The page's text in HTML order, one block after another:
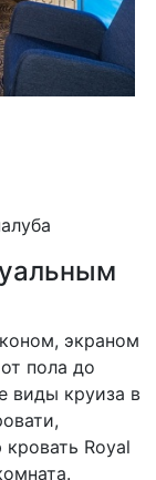
экраном
пола до
виды круиза в
Royal